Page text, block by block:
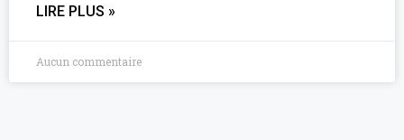
LIRE PLUS »
Aucun commentaire